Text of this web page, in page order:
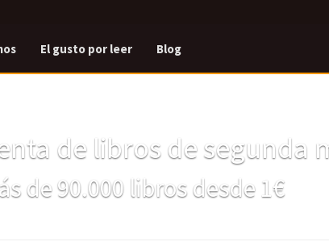
El gusto por leer Blog
de libros de segunda
de 90.000 libros desde 1€